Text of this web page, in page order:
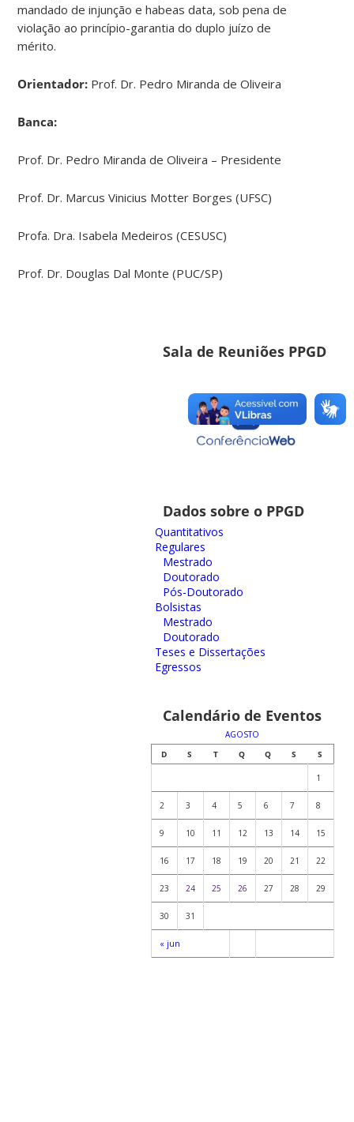
mandado de injunção e habeas data, sob pena de
violação ao princípio-garantia do duplo juízo de
mérito.
Orientador: Prof. Dr. Pedro Miranda de Oliveira
Banca:
Prof. Dr. Pedro Miranda de Oliveira – Presidente
Prof. Dr. Marcus Vinicius Motter Borges (UFSC)
Profa. Dra. Isabela Medeiros (CESUSC)
Prof. Dr. Douglas Dal Monte (PUC/SP)
Sala de Reuniões PPGD
Dados sobre o PPGD
Quantitativos
Regulares
Mestrado
Doutorado
Pós-Doutorado
Bolsistas
Mestrado
Doutorado
Teses e Dissertações
Egressos
Calendário de Eventos
AGOSTO
D
S T Q Q S S
« jun
1
2 3 4 5 6 7 8
9 10 11 12 13 14 15
16 17 18 19 20 21 22
23 24 25 26 27 28 29
30 31